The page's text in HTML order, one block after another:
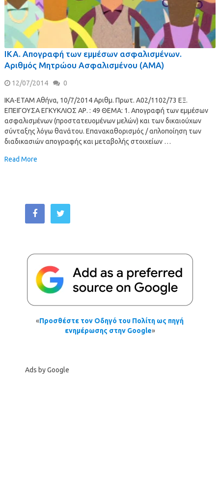
ΙΚΑ. Απογραφή των εμμέσων ασφαλισμένων.
Αριθμός Μητρώου Ασφαλισμένου (ΑΜΑ)
12/07/2014 0
ΙΚΑ-ΕΤΑΜ Αθήνα, 10/7/2014 Αριθμ. Πρωτ. Α02/1102/73 ΕΞ.
ΕΠΕΙΓΟΥΣΑ ΕΓΚΥΚΛΙΟΣ ΑΡ. : 49 ΘΕΜΑ: 1. Απογραφή των εμμέσων
ασφαλισμένων (προστατευομένων μελών) και των δικαιούχων
σύνταξης λόγω θανάτου. Επανακαθορισμός / απλοποίηση των
διαδικασιών απογραφής και μεταβολής στοιχείων …
Read More
«Προσθέστε τον Οδηγό του Πολίτη ως πηγή
ενημέρωσης στην Google»
Ads by Google